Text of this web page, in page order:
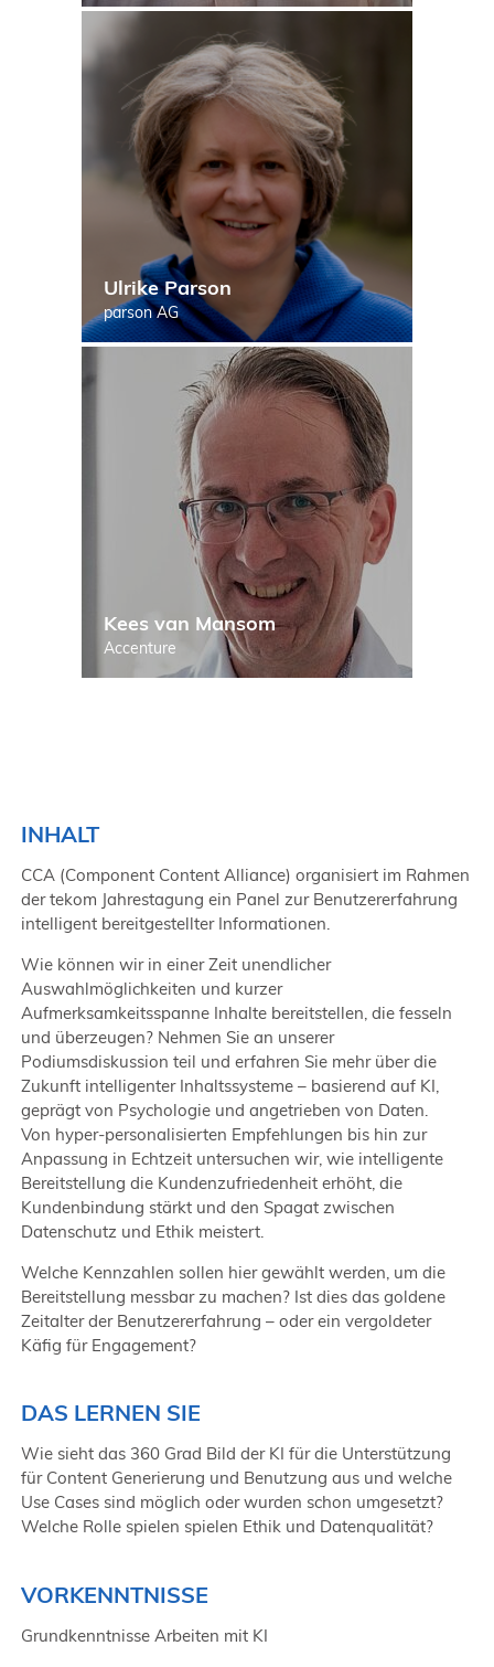
Ulrike Parson
parson AG
Kees van Mansom
Accenture
INHALT
CCA (Component Content Alliance) organisiert im Rahmen
der tekom Jahrestagung ein Panel zur Benutzererfahrung
intelligent bereitgestellter Informationen.
Wie können wir in einer Zeit unendlicher
Auswahlmöglichkeiten und kurzer
Aufmerksamkeitsspanne Inhalte bereitstellen, die fesseln
und überzeugen? Nehmen Sie an unserer
Podiumsdiskussion teil und erfahren Sie mehr über die
Zukunft intelligenter Inhaltssysteme – basierend auf KI,
geprägt von Psychologie und angetrieben von Daten.
Von hyper-personalisierten Empfehlungen bis hin zur
Anpassung in Echtzeit untersuchen wir, wie intelligente
Bereitstellung die Kundenzufriedenheit erhöht, die
Kundenbindung stärkt und den Spagat zwischen
Datenschutz und Ethik meistert.
Welche Kennzahlen sollen hier gewählt werden, um die
Bereitstellung messbar zu machen? Ist dies das goldene
Zeitalter der Benutzererfahrung – oder ein vergoldeter
Käfig für Engagement?
DAS LERNEN SIE
Wie sieht das 360 Grad Bild der KI für die Unterstützung
für Content Generierung und Benutzung aus und welche
Use Cases sind möglich oder wurden schon umgesetzt?
Welche Rolle spielen spielen Ethik und Datenqualität?
VORKENNTNISSE
Grundkenntnisse Arbeiten mit KI